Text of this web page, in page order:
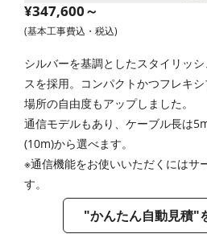
¥347,600～
(基本工事費込・税込)
シルバーを基調としたスタイリッ
スを採用。コンパクトかつフレキ
場所の自由度もアップしました。
通信モデルもあり、ケーブル長は
(10m)から選べます。
※通信機能をお使いいただくにはサ
す。
"かんたん自動見積"